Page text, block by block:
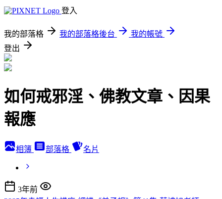
登入
我的部落格 我的部落格後台
我的帳號
登出
如何戒邪淫、佛教文章、因果
報應
相簿 部落格 名片
3年前